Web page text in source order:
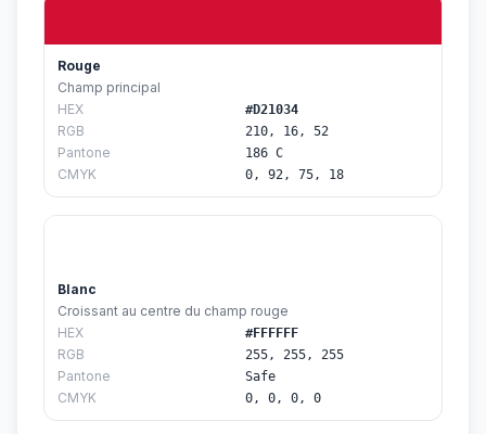
Rouge
Champ principal
HEX
#D21034
RGB 210, 16, 52
Pantone 186 C
CMYK 0, 92, 75, 18
Blanc
Croissant au centre du champ rouge
HEX
#FFFFFF
RGB 255, 255, 255
Pantone Safe
CMYK 0, 0, 0, 0